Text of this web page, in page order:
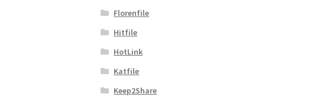
Florenfile
Hitfile
HotLink
Katfile
Keep2Share